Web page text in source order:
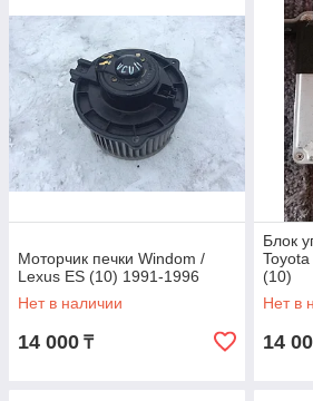
Моторчик печки Windom /
Lexus ES (10) 1991-1996
Нет в наличии
14 000 ₸
Блок
(10)
Нет в
14